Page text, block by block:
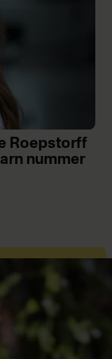
Roepstorff
nummer